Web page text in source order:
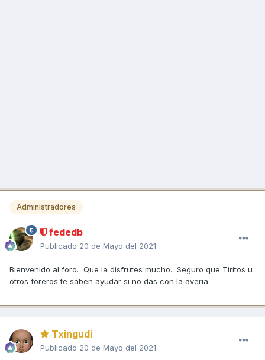
Administradores
fededb
Publicado 20 de Mayo del 2021
Bienvenido al foro. Que la disfrutes mucho. Seguro que Tiritos u
otros foreros te saben ayudar si no das con la averia.
Txingudi
Publicado 20 de Mayo del 2021